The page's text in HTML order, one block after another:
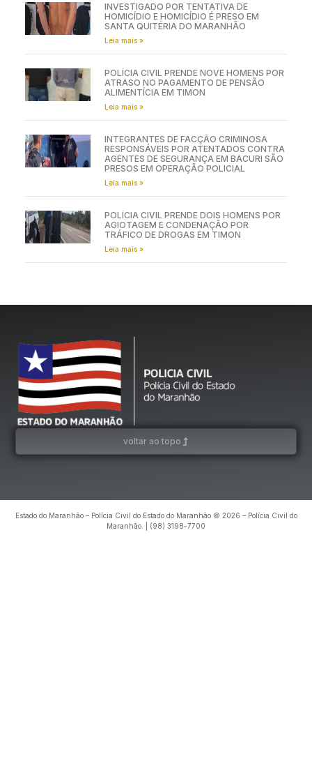
INVESTIGADO POR TENTATIVA DE
HOMICÍDIO E HOMICÍDIO É PRESO EM
SANTA QUITÉRIA DO MARANHÃO
Leia mais »
POLÍCIA CIVIL PRENDE NOVE HOMENS POR
ATRASO NO PAGAMENTO DE PENSÃO
ALIMENTÍCIA EM TIMON
Leia mais »
INTEGRANTES DE FACÇÃO CRIMINOSA
RESPONSÁVEIS POR ATENTADOS CONTRA
AGENTES DE SEGURANÇA EM BACURI SÃO
PRESOS EM OPERAÇÃO POLICIAL
Leia mais »
POLÍCIA CIVIL PRENDE DOIS HOMENS POR
AGIOTAGEM E CONDENAÇÃO POR
TRÁFICO DE DROGAS EM TIMON
Leia mais »
voltar ao topo
Estado do Maranhão – Polícia Civil do Estado do Maranhão © 2026 – Polícia Civil do
Maranhão. | (98) 3198-7700